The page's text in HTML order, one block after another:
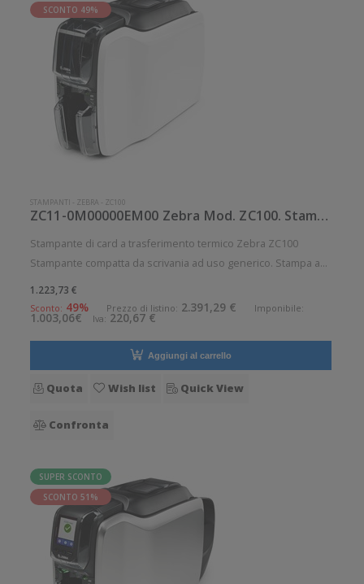
SCONTO 49%
STAMPANTI - ZEBRA - ZC100
ZC11-0M00000EM00 Zebra Mod. ZC100. Stampante di card.
Stampante di card a trasferimento termico Zebra ZC100
Stampante compatta da scrivania ad uso generico. Stampa a
trasferimento termico. Velocità di stampa: 700 card/ora
Risoluzione di stampa: 12 dot/mm Supporto di stampa: Card
Connettività: USB
1.223,73 €
Sconto: 49% Prezzo di listino: 2.391,29 € Imponibile:
1.003,06€ Iva: 220,67 €
Aggiungi al carrello
Quota Wish list Quick View
Confronta
SUPER SCONTO
SCONTO 51%